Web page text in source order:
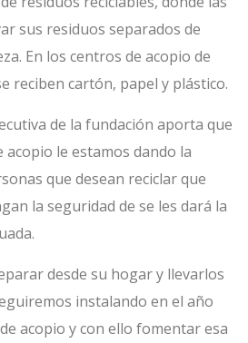
sus residuos separados de
En los centros de acopio de
reciben cartón, papel y plástico.
de la fundación aporta que
acopio le estamos dando la
que desean reciclar que
la seguridad de se les dará la
desde su hogar y llevarlos
instalando en el año
acopio y con ello fomentar esa